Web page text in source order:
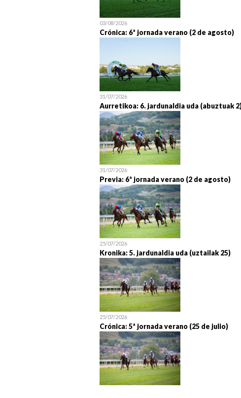
03/08/2026
Crónica: 6ª jornada verano (2 de agosto)
31/07/2026
Aurretikoa: 6. jardunaldia uda (abuztuak
31/07/2026
Previa: 6ª jornada verano (2 de agosto)
25/07/2026
Kronika: 5. jardunaldia uda (uztailak 25)
25/07/2026
Crónica: 5ª jornada verano (25 de julio)